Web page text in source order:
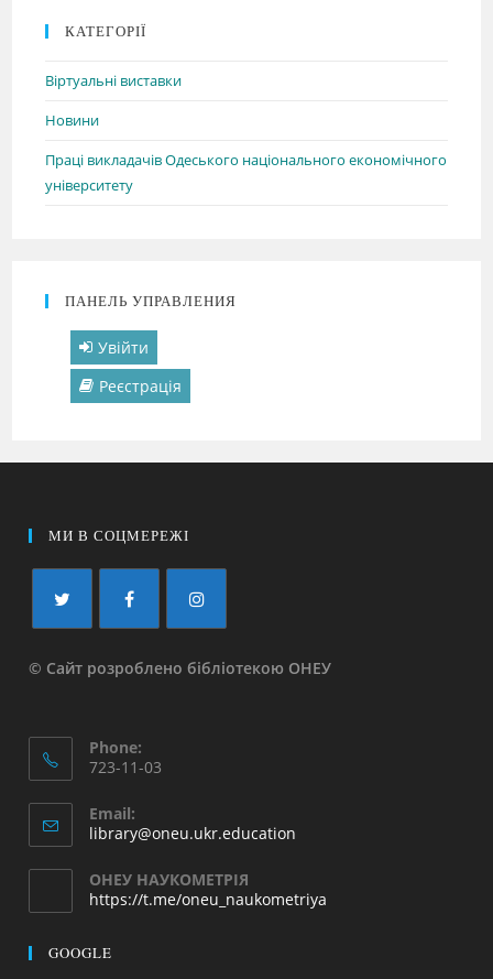
КАТЕГОРІЇ
Віртуальні виставки
Новини
Праці викладачів Одеського національного економічного
університету
ПАНЕЛЬ УПРАВЛЕНИЯ
Увійти
Реєстрація
МИ В СОЦМЕРЕЖІ
© Сайт розроблено бібліотекою ОНЕУ
Phone:
723-11-03
Email:
library@oneu.ukr.education
ОНЕУ НАУКОМЕТРІЯ
https://t.me/oneu_naukometriya
GOOGLE